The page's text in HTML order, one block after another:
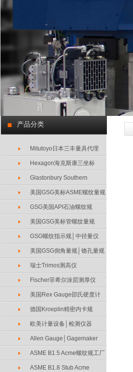
产品分类
Mitutoyo日本三丰量具代理
Hexagon海克斯康三坐标
Glastonbury Southern
美国GSG美标ASME螺纹量规
GSG美国API石油螺纹规
美国GSG美标管螺纹量规
GSG螺纹指示规│中径量仪
美国GSG倒角量规│锪孔量规
瑞士Trimos测高仪
Fischer菲希尔涂层测厚仪
美国Rex Gauge邵氏硬度计
德国Kroeplin精密内卡规
欧美计量设备│检测仪器
Allen Gauge│Gagemaker
ASME B1.5 Acme螺纹规工厂
ASME B1.8 Stub Acme